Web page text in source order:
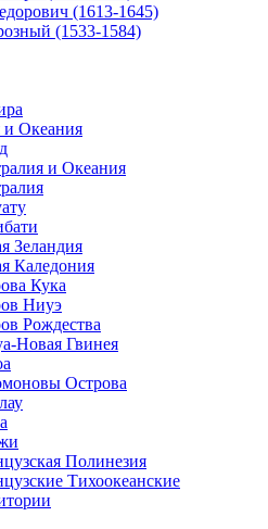
(1613-1645)
(1533-1584)
и Океания
и Океания
Зеландия
Каледония
Кука
Ниуэ
Рождества
Новая Гвинея
Острова
Полинезия
Тихоокеанские